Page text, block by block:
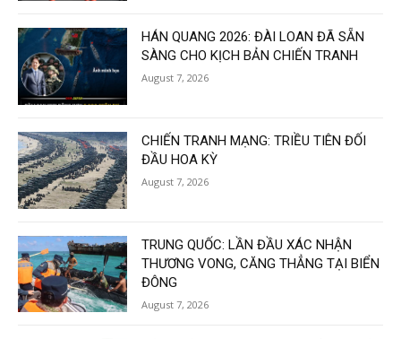
HÁN QUANG 2026: ĐÀI LOAN ĐÃ SẴN
SÀNG CHO KỊCH BẢN CHIẾN TRANH
August 7, 2026
CHIẾN TRANH MẠNG: TRIỀU TIÊN ĐỐI
ĐẦU HOA KỲ
August 7, 2026
TRUNG QUỐC: LẦN ĐẦU XÁC NHẬN
THƯƠNG VONG, CĂNG THẲNG TẠI BIỂN
ĐÔNG
August 7, 2026